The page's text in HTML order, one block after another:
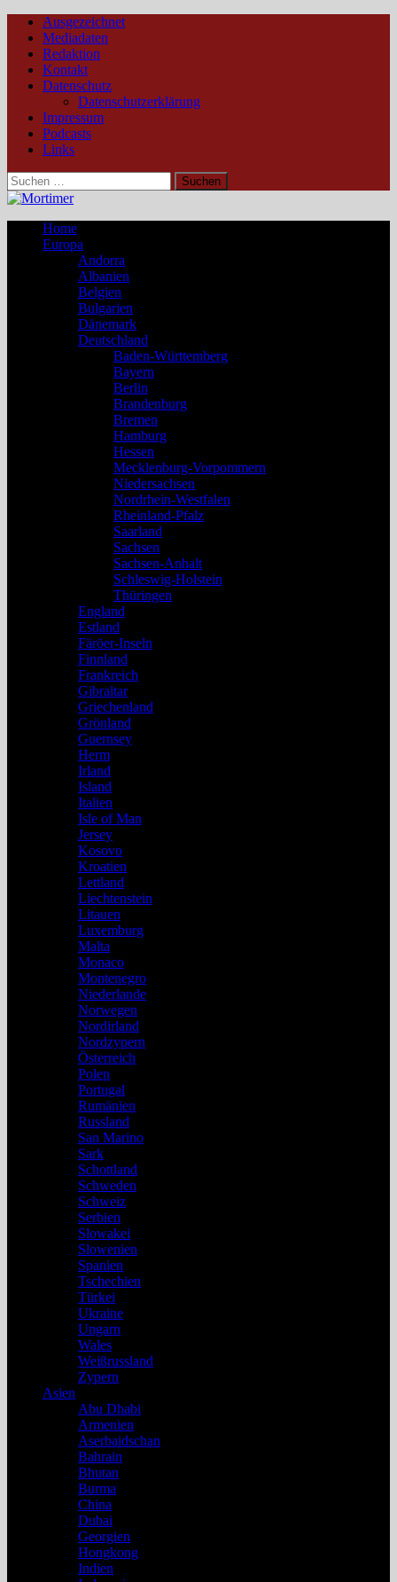
Ausgezeichnet
Mediadaten
Redaktion
Kontakt
Datenschutz
Datenschutzerklärung
Impressum
Podcasts
Links
Suchen
nach:
Home
Europa
Andorra
Albanien
Belgien
Bulgarien
Dänemark
Deutschland
Baden-Württemberg
Bayern
Berlin
Brandenburg
Bremen
Hamburg
Hessen
Mecklenburg-Vorpommern
Niedersachsen
Nordrhein-Westfalen
Rheinland-Pfalz
Saarland
Sachsen
Sachsen-Anhalt
Schleswig-Holstein
Thüringen
England
Estland
Färöer-Inseln
Finnland
Frankreich
Gibraltar
Griechenland
Grönland
Guernsey
Herm
Irland
Island
Italien
Isle of Man
Jersey
Kosovo
Kroatien
Lettland
Liechtenstein
Litauen
Luxemburg
Malta
Monaco
Montenegro
Niederlande
Norwegen
Nordirland
Nordzypern
Österreich
Polen
Portugal
Rumänien
Russland
San Marino
Sark
Schottland
Schweden
Schweiz
Serbien
Slowakei
Slowenien
Spanien
Tschechien
Türkei
Ukraine
Ungarn
Wales
Weißrussland
Zypern
Asien
Abu Dhabi
Armenien
Aserbaidschan
Bahrain
Bhutan
Burma
China
Dubai
Georgien
Hongkong
Indien